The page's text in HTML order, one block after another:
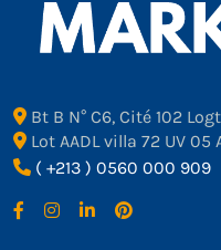
Bt B N° C6, Cité 102
Lot AADL villa 72 UV
( +213 ) 0560 000 909